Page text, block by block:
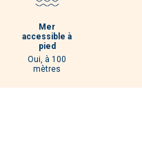
Mer
accessible à
pied
Oui, à 100
mètres